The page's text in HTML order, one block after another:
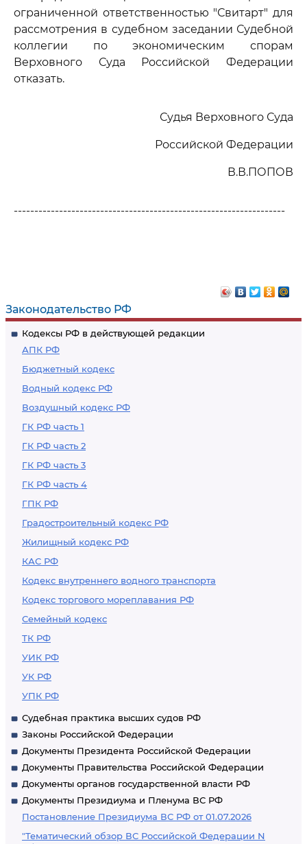
Законодательство РФ
Кодексы РФ в действующей редакции
АПК РФ
Бюджетный кодекс
Водный кодекс РФ
Воздушный кодекс РФ
ГК РФ часть 1
ГК РФ часть 2
ГК РФ часть 3
ГК РФ часть 4
ГПК РФ
Градостроительный кодекс РФ
Жилищный кодекс РФ
КАС РФ
Кодекс внутреннего водного транспорта
Кодекс торгового мореплавания РФ
Семейный кодекс
ТК РФ
УИК РФ
УК РФ
УПК РФ
Судебная практика высших судов РФ
Законы Российской Федерации
Документы Президента Российской Федерации
Документы Правительства Российской Федерации
Документы органов государственной власти РФ
Документы Президиума и Пленума ВС РФ
Постановление Президиума ВС РФ от 01.07.2026
"Тематический обзор ВС Российской Федерации N
ограниченной ответственностью "Свитарт" для
рассмотрения в судебном заседании Судебной
коллегии по экономическим спорам
Верховного Суда Российской Федерации
отказать.
Судья Верховного Суда
Российской Федерации
В.В.ПОПОВ
------------------------------------------------------------------